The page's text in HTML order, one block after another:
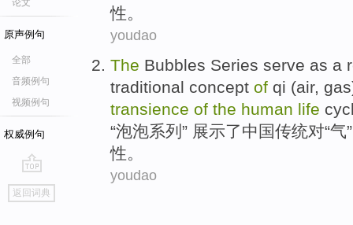
论文
原声例句
全部
音频例句
视频例句
权威例句
go
top
返回词典
性。
youdao
The Bubbles Series serve as a
traditional concept of qi (air,
transience of the human life
“泡泡系列 ” 展示了中国传统对“气”
性。
youdao